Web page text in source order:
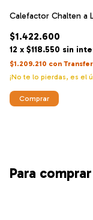
Calefactor Chalten a
$1.422.600
12 x $118.550 sin
$1.209.210 con
¡No te lo pierdas, es el
Para